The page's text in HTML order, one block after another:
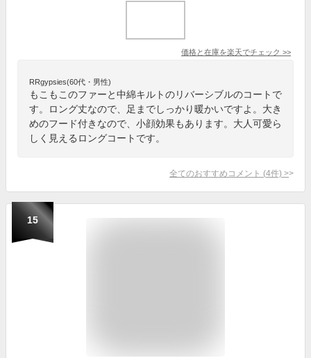
価格と在庫を楽天でチェック >>
RRgypsies(60代・男性)
もこもこのファーと中綿キルトのリバーシブルのコートで
す。ロング丈なので、足までしっかり暖かいですよ。大き
めのフード付きなので、小顔効果もあります。大人可愛ら
しく見えるロングコートです。
全てのおすすめコメント (4件) >
15